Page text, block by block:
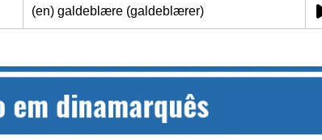
(en) galdeblære (galdeblærer)